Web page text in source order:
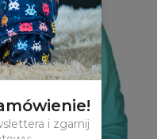
i zgarnij